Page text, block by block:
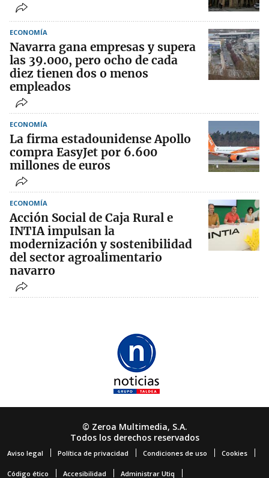
ECONOMÍA
Navarra gana empresas y supera
las 39.000, pero ocho de cada
diez tienen dos o menos
empleados
ECONOMÍA
La firma estadounidense Apollo
compra EasyJet por 6.600
millones de euros
ECONOMÍA
Acción Social de Caja Rural e
INTIA impulsan la
modernización y sostenibilidad
del sector agroalimentario
navarro
© Zeroa Multimedia, S.A.
Todos los derechos reservados
Aviso legal Política de privacidad Condiciones de uso Cookies
Código ético Accesibilidad Administrar Utiq